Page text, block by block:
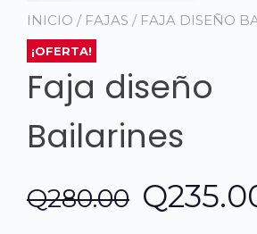
INICIO / FAJAS / FAJA DISEÑO
¡OFERTA!
Faja diseño
Bailarines
Q280.00 El
Q